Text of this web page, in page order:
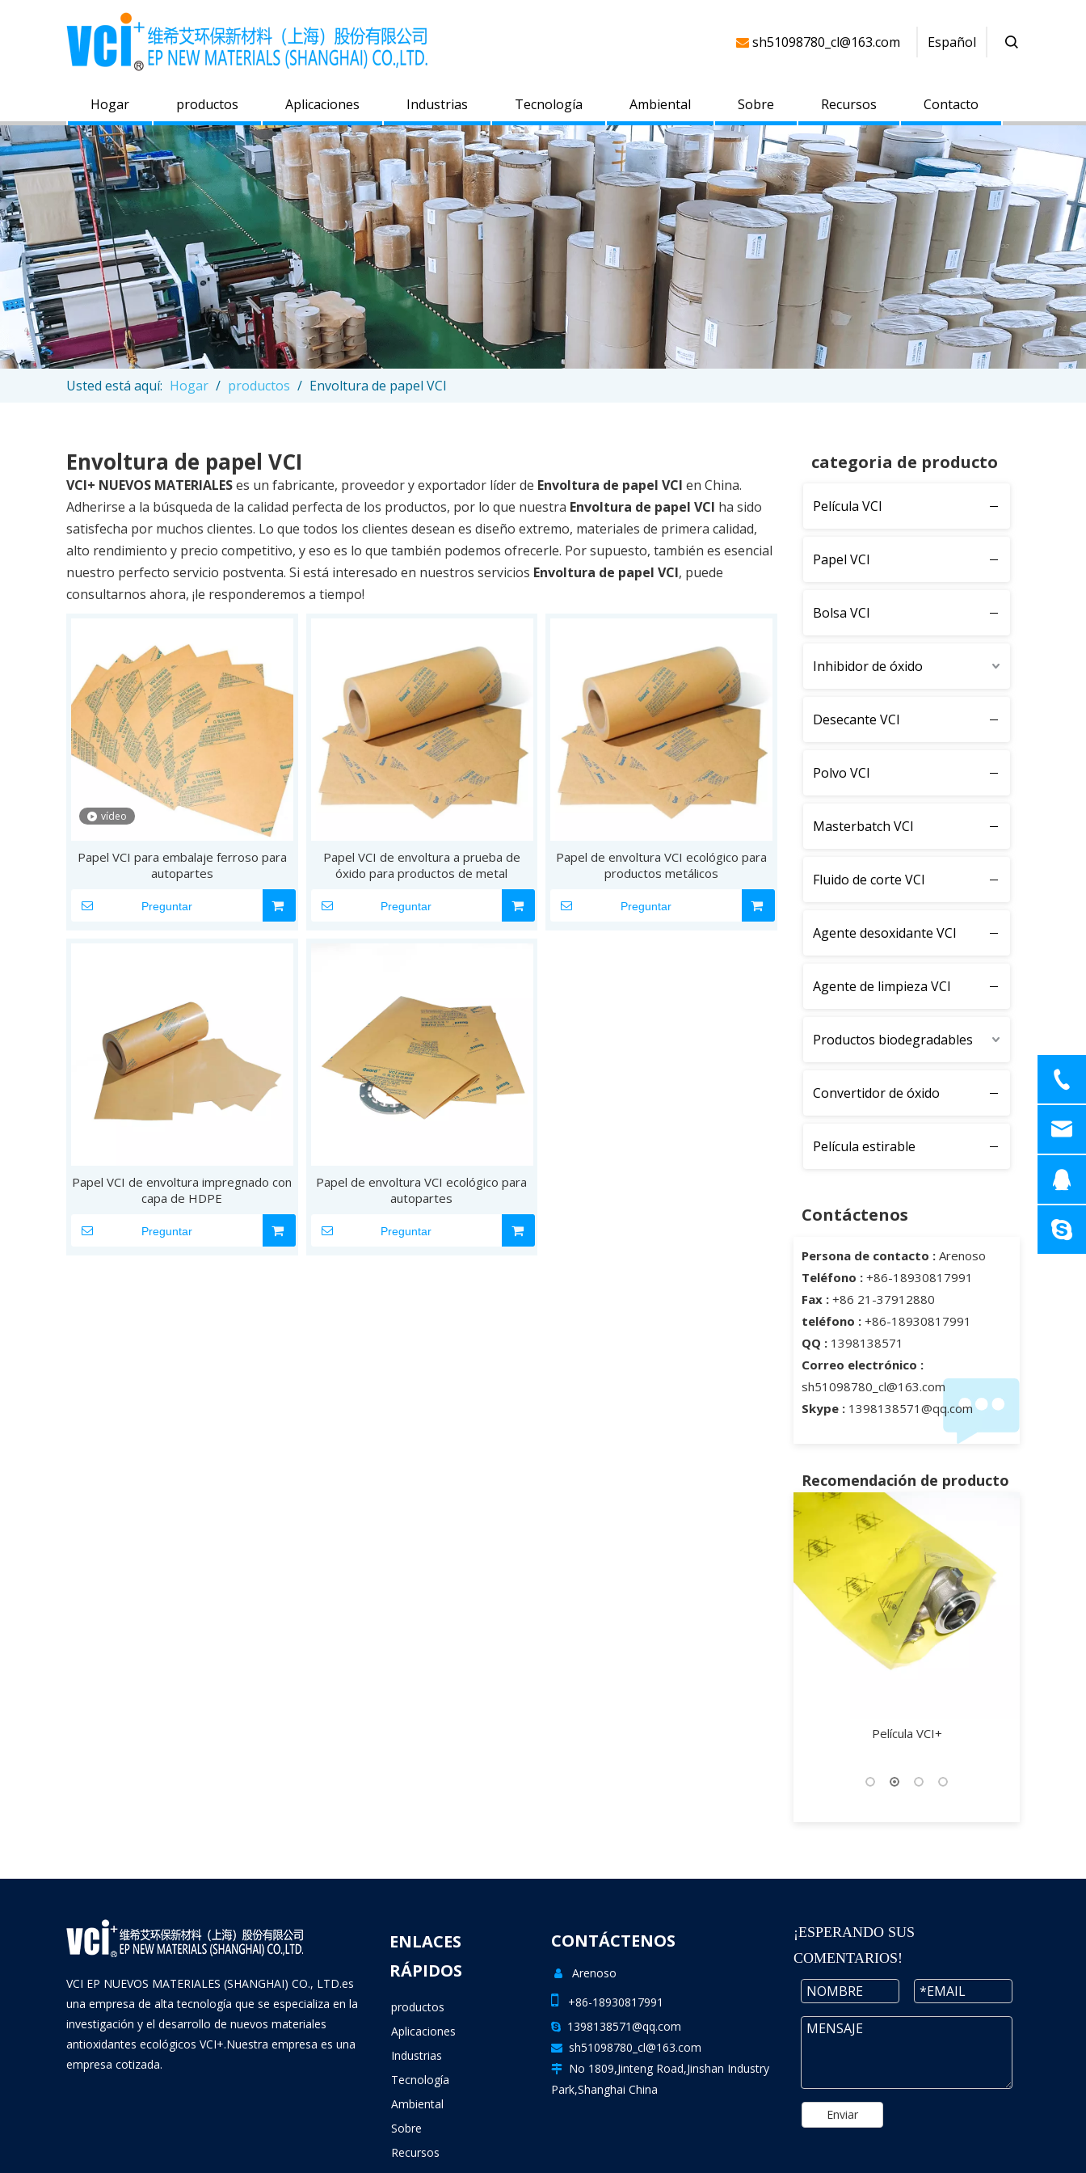
 sh51098780_cl@163.com Español
Hogar productos Aplicaciones Industrias Tecnología Ambiental Sobre Recursos Contacto
Usted está aquí: Hogar / productos / Envoltura de papel VCI
Envoltura de papel VCI
VCI+ NUEVOS MATERIALESes un fabricante, proveedor y exportador líder de Envoltura de papel VCI en China.
Adherirse a la búsqueda de la calidad perfecta de los productos, por lo que nuestra Envoltura de papel VCI ha sido
satisfecha por muchos clientes. Lo que todos los clientes desean es diseño extremo, materiales de primera calidad,
alto rendimiento y precio competitivo, y eso es lo que también podemos ofrecerle. Por supuesto, también es esencial
nuestro perfecto servicio postventa. Si está interesado en nuestros servicios Envoltura de papel VCI, puede
consultarnos ahora, ¡le responderemos a tiempo!
vídeo
Papel VCI para embalaje ferroso para
autopartes
Preguntar
Papel VCI de envoltura a prueba de
óxido para productos de metal
Preguntar
Papel de envoltura VCI ecológico para
productos metálicos
Preguntar
Papel VCI de envoltura impregnado con
capa de HDPE
Preguntar
Papel de envoltura VCI ecológico para
autopartes
Preguntar
categoria de producto
Película VCI
Papel VCI
Bolsa VCI
Inhibidor de óxido
Desecante VCI
Polvo VCI
Masterbatch VCI
Fluido de corte VCI
Agente desoxidante VCI
Agente de limpieza VCI
Productos biodegradables
Convertidor de óxido
Película estirable
Contáctenos
Persona de contacto : Arenoso
Teléfono : +86-18930817991
Fax : +86 21-37912880
teléfono : +86-18930817991
QQ : 1398138571
Correo electrónico :
sh51098780_cl@163.com
Skype : 1398138571@qq.com
Recomendación de producto
Película VCI+
VCI EP NUEVOS MATERIALES (SHANGHAI) CO., LTD.es
una empresa de alta tecnología que se especializa en la
investigación y el desarrollo de nuevos materiales
antioxidantes ecológicos VCI+.Nuestra empresa es una
empresa cotizada.
ENLACES
RÁPIDOS
productos
Aplicaciones
Industrias
Tecnología
Ambiental
Sobre
Recursos
CONTÁCTENOS
 Arenoso
+86-18930817991
 1398138571@qq.com
 sh51098780_cl@163.com

No 1809,Jinteng Road,Jinshan Industry
Park,Shanghai China
¡ESPERANDO SUS
COMENTARIOS!
Enviar